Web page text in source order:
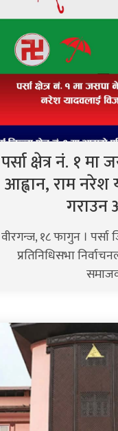
पर्सा क्षेत्र नं. १
आह्वान, राम नरेश
गराउन
वीरगन्ज, १८ फागुन । पर्सा
प्रतिनिधिसभा